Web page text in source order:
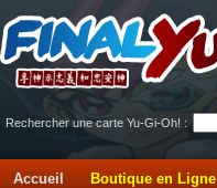
Rechercher une carte Yu-Gi-Oh! :
Accueil Boutique en Ligne